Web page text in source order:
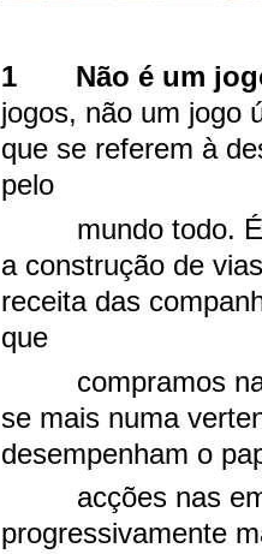
1 Não é um
jogos, não um jogo
que se referem à
pelo
mundo todo. É
a construção de
receita das
que
compramos nas
se mais numa
desempenham o
acções nas
progressivamente